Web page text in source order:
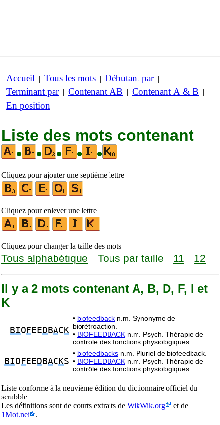
Accueil | Tous les mots | Débutant par|
Terminant par| Contenant AB | Contenant A & B |
En position
Liste des mots contenant
•
• • • •
Cliquez pour ajouter une septième lettre
Cliquez pour enlever une lettre
Cliquez pour changer la taille des mots
Tous alphabétique Tous par taille 11 12
Il y a 2 mots contenant A, B, D, F, I et
K
BIO F EE D BAC K
• biofeedback n.m. Synonyme de
biorétroaction.
• BIOFEEDBACK n.m. Psych. Thérapie de
contrôle des fonctions physiologiques.
BIO F EE D BAC KS
• biofeedbacks n.m. Pluriel de biofeedback.
• BIOFEEDBACK n.m. Psych. Thérapie de
contrôle des fonctions physiologiques.
Liste conforme à la neuvième édition du dictionnaire officiel du
scrabble.
Les définitions sont de courts extraits de WikWik.org
et de
1Mot.net
.